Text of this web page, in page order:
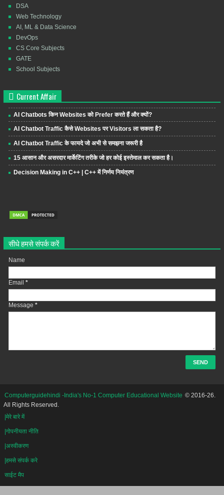
DSA
Web Technology
AI, ML & Data Science
DevOps
CS Core Subjects
GATE
School Subjects
Current Affair
AI Chatbots किन Websites को Prefer करते हैं और क्यों?
AI Chatbot Traffic कैसे Websites पर Visitors ला सकता है?
AI Chatbot Traffic के फायदे जो अभी से समझना जरूरी है
15 आसान और असरदार मार्केटिंग तरीके जो हर कोई इस्तेमाल कर सकता है।
Decision Making in C++ | C++ में निर्णय नियंत्रण
सीधे हमसे संपर्क करें
Name
Email *
Message *
Computerguidehindi -India's No-1 Computer Educational Website © 2016-26.
All Rights Reserved.
|मेरे बारे में
|गोपनीयता नीति
|अस्वीकरण
|हमसे संपर्क करे
साईट मैप